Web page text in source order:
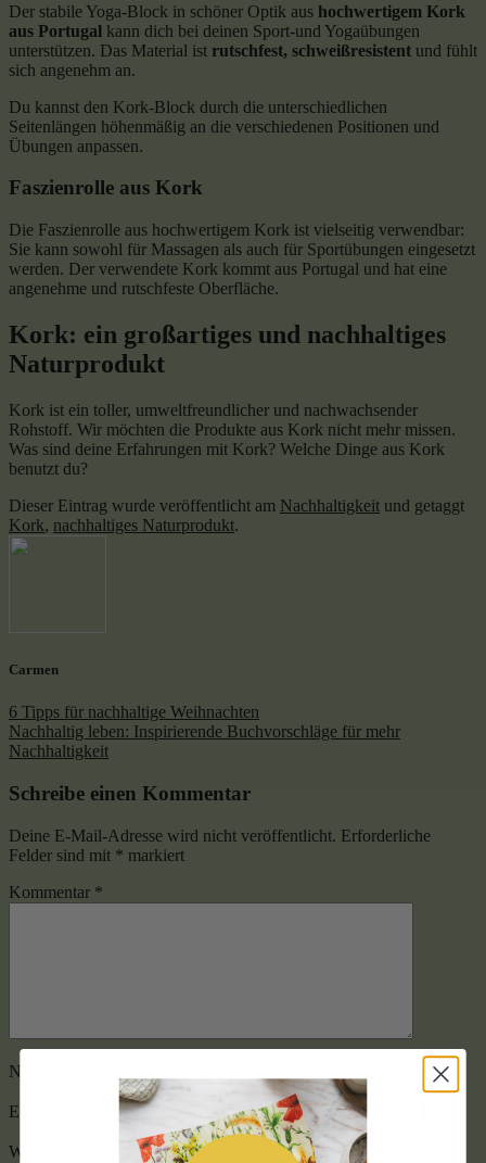
Der stabile Yoga-Block in schöner Optik aus hochwertigem Kork
aus Portugal kann dich bei deinen Sport-und Yogaübungen
unterstützen. Das Material ist rutschfest, schweißresistent und fühlt
sich angenehm an.
Du kannst den Kork-Block durch die unterschiedlichen
Seitenlängen höhenmäßig an die verschiedenen Positionen und
Übungen anpassen.
Faszienrolle aus Kork
Die Faszienrolle aus hochwertigem Kork ist vielseitig verwendbar:
Sie kann sowohl für Massagen als auch für Sportübungen eingesetzt
werden. Der verwendete Kork kommt aus Portugal und hat eine
angenehme und rutschfeste Oberfläche.
Kork: ein großartiges und nachhaltiges
Naturprodukt
Kork ist ein toller, umweltfreundlicher und nachwachsender
Rohstoff. Wir möchten die Produkte aus Kork nicht mehr missen.
Was sind deine Erfahrungen mit Kork? Welche Dinge aus Kork
benutzt du?
Dieser Eintrag wurde veröffentlicht am Nachhaltigkeit und getaggt
Kork, nachhaltiges Naturprodukt.
Carmen
6 Tipps für nachhaltige Weihnachten
Nachhaltig leben: Inspirierende Buchvorschläge für mehr
Nachhaltigkeit
Schreibe einen Kommentar
Deine E-Mail-Adresse wird nicht veröffentlicht. Erforderliche
Felder sind mit * markiert
Kommentar *
Name
E-Mail-Adresse*
Website